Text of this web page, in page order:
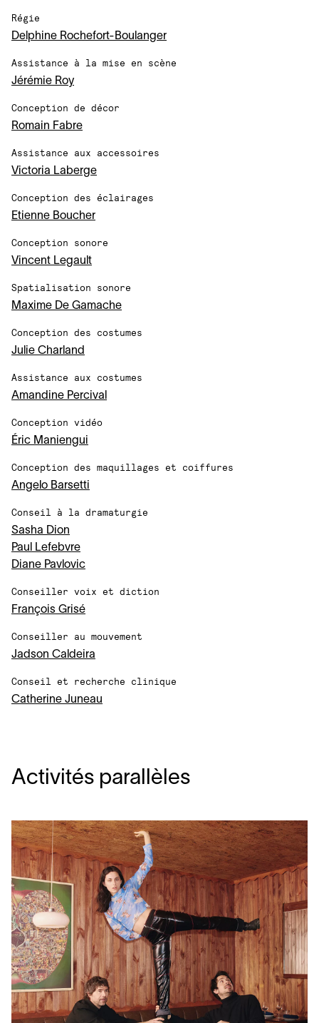
Régie
Delphine Rochefort-Boulanger
Assistance à la mise en scène
Jérémie Roy
Conception de décor
Romain Fabre
Assistance aux accessoires
Victoria Laberge
Conception des éclairages
Etienne Boucher
Conception sonore
Vincent Legault
Spatialisation sonore
Maxime De Gamache
Conception des costumes
Julie Charland
Assistance aux costumes
Amandine Percival
Conception vidéo
Éric Maniengui
Conception des maquillages et coiffures
Angelo Barsetti
Conseil à la dramaturgie
Sasha Dion
Paul Lefebvre
Diane Pavlovic
Conseiller voix et diction
François Grisé
Conseiller au mouvement
Jadson Caldeira
Conseil et recherche clinique
Catherine Juneau
Activités parallèles